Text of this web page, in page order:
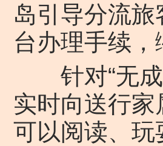
岛引导分流
台办理手续
针对“无成
实时向送行
可以阅读、玩